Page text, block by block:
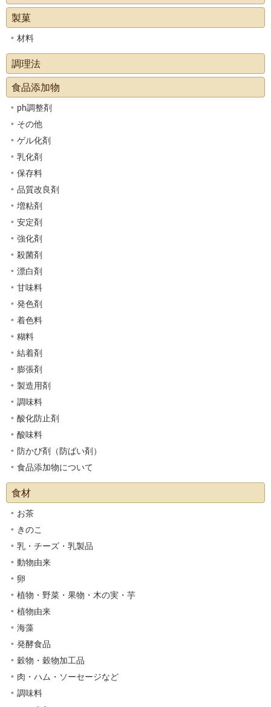
製菓
材料
調理法
食品添加物
ph調整剤
その他
ゲル化剤
乳化剤
保存料
品質改良剤
増粘剤
安定剤
強化剤
殺菌剤
漂白剤
甘味料
発色剤
着色料
糊料
結着剤
膨張剤
製造用剤
調味料
酸化防止剤
酸味料
防かび剤（防ばい剤）
食品添加物について
食材
お茶
きのこ
乳・チーズ・乳製品
動物由来
卵
植物・野菜・果物・木の実・芋
植物由来
海藻
発酵食品
穀物・穀物加工品
肉・ハム・ソーセージなど
調味料